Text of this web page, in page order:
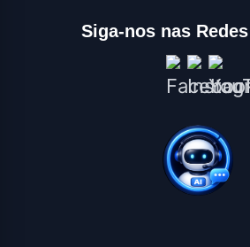
Siga-nos nas